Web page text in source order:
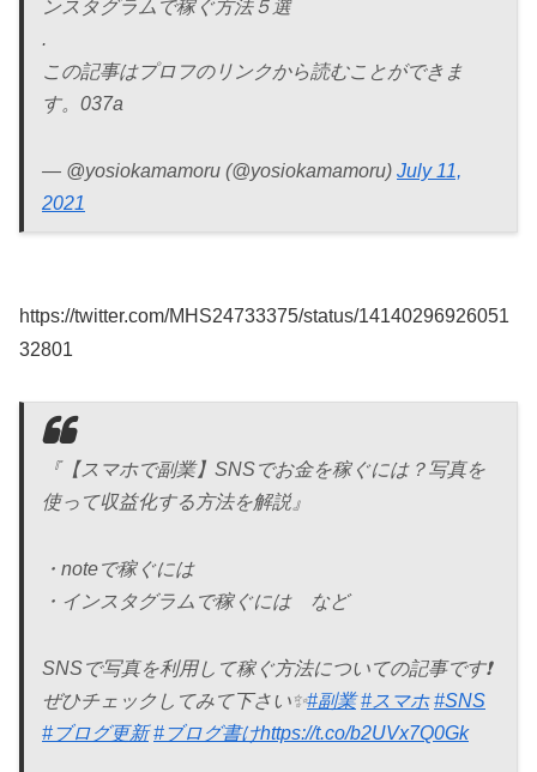
ンスタグラムで稼ぐ方法５選
.
この記事はプロフのリンクから読むことができま
す。037a
— @yosiokamamoru (@yosiokamamoru) July 11,
2021
https://twitter.com/MHS24733375/status/14140296926051
32801
『【スマホで副業】SNSでお金を稼ぐには？写真を
使って収益化する方法を解説』
・noteで稼ぐには
・インスタグラムで稼ぐには など
SNSで写真を利用して稼ぐ方法についての記事です❗️
ぜひチェックしてみて下さい✨#副業 #スマホ #SNS
#ブログ更新 #ブログ書けhttps://t.co/b2UVx7Q0Gk